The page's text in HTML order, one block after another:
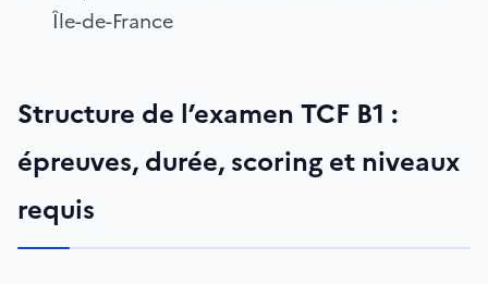
Île-de-France
Structure de l’examen TCF B1 :
épreuves, durée, scoring et niveaux
requis